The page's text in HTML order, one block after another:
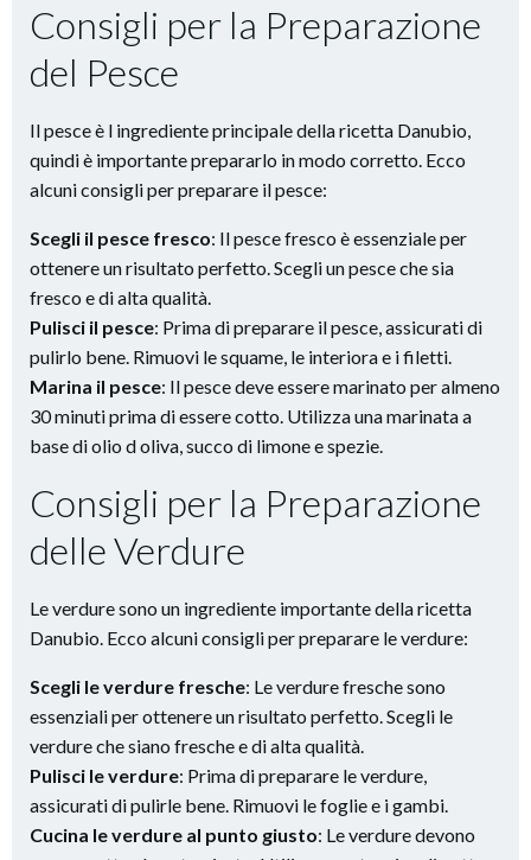
Consigli per la Preparazione
del Pesce
Il pesce è l ingrediente principale della ricetta Danubio,
quindi è importante prepararlo in modo corretto. Ecco
alcuni consigli per preparare il pesce:
Scegli il pesce fresco: Il pesce fresco è essenziale per
ottenere un risultato perfetto. Scegli un pesce che sia
fresco e di alta qualità.
Pulisci il pesce: Prima di preparare il pesce, assicurati di
pulirlo bene. Rimuovi le squame, le interiora e i filetti.
Marina il pesce: Il pesce deve essere marinato per almeno
30 minuti prima di essere cotto. Utilizza una marinata a
base di olio d oliva, succo di limone e spezie.
Consigli per la Preparazione
delle Verdure
Le verdure sono un ingrediente importante della ricetta
Danubio. Ecco alcuni consigli per preparare le verdure:
Scegli le verdure fresche: Le verdure fresche sono
essenziali per ottenere un risultato perfetto. Scegli le
verdure che siano fresche e di alta qualità.
Pulisci le verdure: Prima di preparare le verdure,
assicurati di pulirle bene. Rimuovi le foglie e i gambi.
Cucina le verdure al punto giusto: Le verdure devono